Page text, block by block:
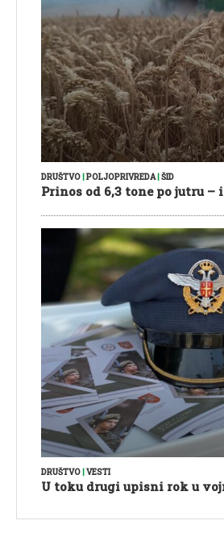
DRUŠTVO POLJOPRIVREDA| ŠID
Prinos od 6,3 tone po jutru –
DRUŠTVO|VESTI
U toku drugi upisni rok u